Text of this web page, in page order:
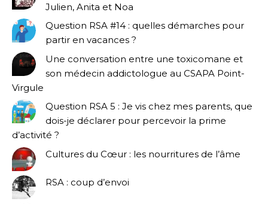
Julien, Anita et Noa
Question RSA #14 : quelles démarches pour
partir en vacances ?
Une conversation entre une toxicomane et
son médecin addictologue au CSAPA Point-
Virgule
Question RSA 5 : Je vis chez mes parents, que
dois-je déclarer pour percevoir la prime
d’activité ?
Cultures du Cœur : les nourritures de l’âme
RSA : coup d’envoi